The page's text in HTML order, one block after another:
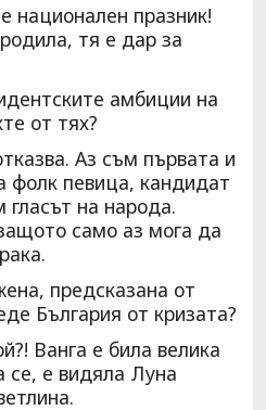
национален празник!
тя е дар за
амбиции на
от тях?
Аз съм първата и
фолк певица, кандидат
на народа.
само аз мога да
предсказана от
България от кризата?
Ванга е била велика
се, е видяла Луна